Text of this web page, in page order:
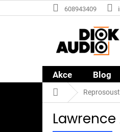
na
608943409
Akce Blog
Domů